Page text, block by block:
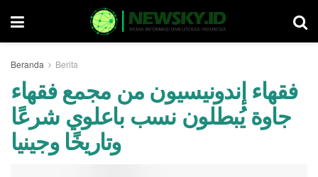
Beranda Berita
فقهاء إندونيسيون من مجمع فقهاء
جاوة يُبطلون نسب باعلوي شرعًا
وتاريخًا وجينيا